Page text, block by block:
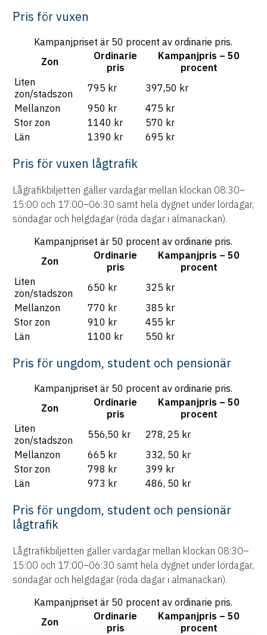
Pris för vuxen
Kampanjpriset är 50 procent av ordinarie pris.
Zon
Ordinarie
pris
Kampanjpris – 50
procent
Liten
zon/stadszon
795 kr
397,50 kr
Mellanzon
950 kr
475 kr
Stor zon
1140 kr
570 kr
Län
1390 kr 695 kr
Pris för vuxen lågtrafik
Lågrafikbiljetten gäller vardagar mellan klockan 08:30–
15:00 och 17:00–06:30 samt hela dygnet under lördagar,
söndagar och helgdagar (röda dagar i almanackan).
Kampanjpriset är 50 procent av ordinarie pris.
Zon
Ordinarie
pris
Kampanjpris – 50
procent
Liten
zon/stadszon
650 kr
325 kr
Mellanzon
770 kr
385 kr
Stor zon
910 kr
455 kr
Län
1100 kr 550 kr
Pris för ungdom, student och pensionär
Kampanjpriset är 50 procent av ordinarie pris.
Zon
Ordinarie
pris
Kampanjpris – 50
procent
Liten
zon/stadszon
556,50 kr
278, 25 kr
Mellanzon
665 kr
332, 50 kr
Stor zon
798 kr
399 kr
Län
973 kr 486, 50 kr
Pris för ungdom, student och pensionär
lågtrafik
Lågtrafikbiljetten gäller vardagar mellan klockan 08:30–
15:00 och 17:00–06:30 samt hela dygnet under lördagar,
söndagar och helgdagar (röda dagar i almanackan).
Kampanjpriset är 50 procent av ordinarie pris.
Zon
Ordinarie
pris
Kampanjpris – 50
procent